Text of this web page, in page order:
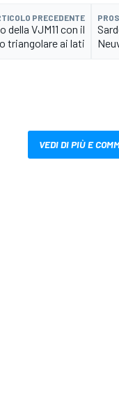
PRECEDENTE
VJM11 con il
triangolare ai lati
VEDI DI PIÙ E